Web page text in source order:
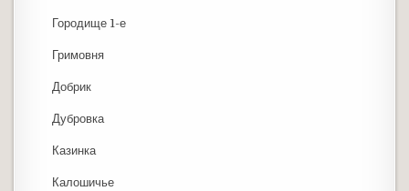
Городище 1-е
Гримовня
Добрик
Дубровка
Казинка
Калошичье